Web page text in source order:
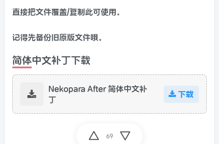
直接把文件覆盖/复制此可使用。
记得先备份旧原版文件哦。
简体中文补丁下载
Nekopara After 简体中文补
丁
下载
69